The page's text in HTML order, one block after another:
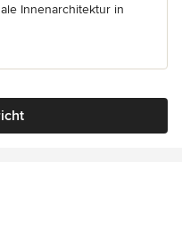
Innenarchitektur in
5 Sternen